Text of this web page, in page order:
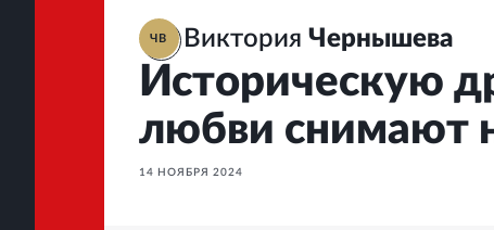
ЧВ Виктория Чернышева
Историческую
любви снимают
14 НОЯБРЯ 2024